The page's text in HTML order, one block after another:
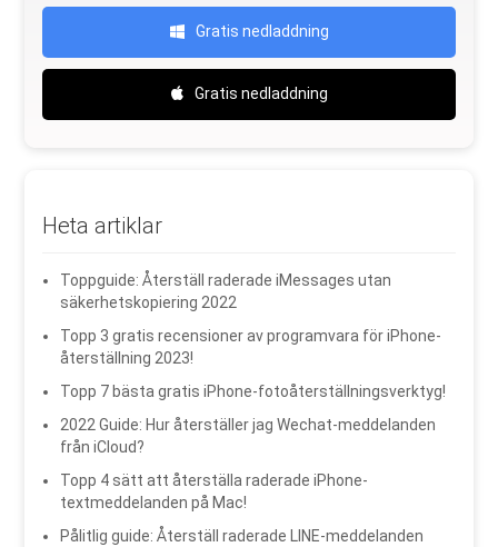
Gratis nedladdning
Gratis nedladdning
Heta artiklar
Toppguide: Återställ raderade iMessages utan
säkerhetskopiering 2022
Topp 3 gratis recensioner av programvara för iPhone-
återställning 2023!
Topp 7 bästa gratis iPhone-fotoåterställningsverktyg!
2022 Guide: Hur återställer jag Wechat-meddelanden
från iCloud?
Topp 4 sätt att återställa raderade iPhone-
textmeddelanden på Mac!
Pålitlig guide: Återställ raderade LINE-meddelanden